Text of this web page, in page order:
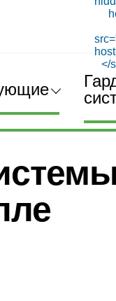
системы в